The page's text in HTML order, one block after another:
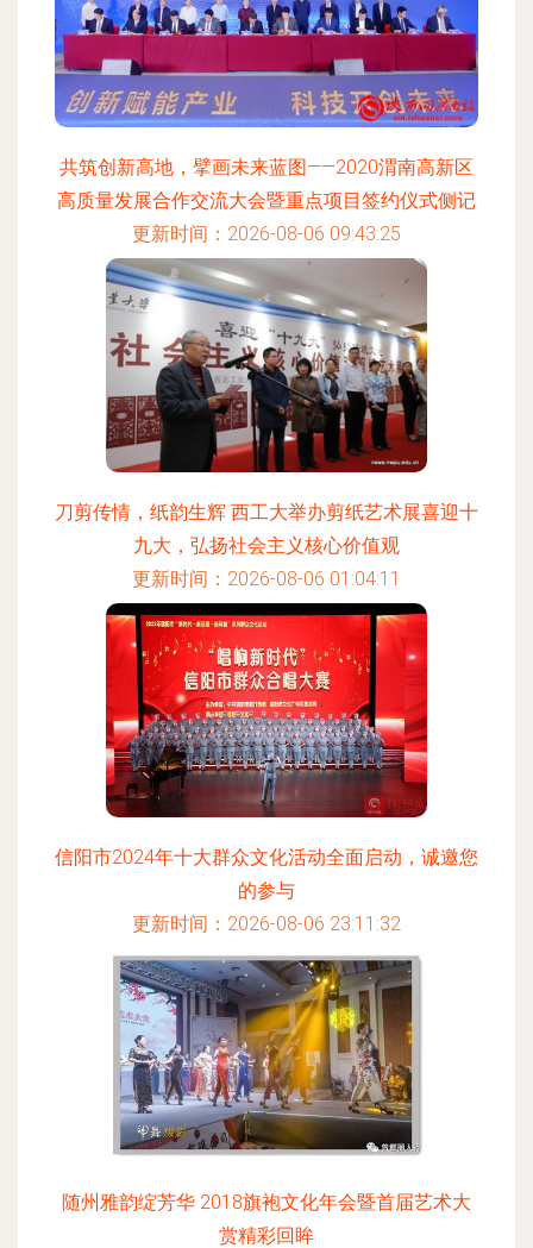
共筑创新高地，擘画未来蓝图——2020渭南高新区
高质量发展合作交流大会暨重点项目签约仪式侧记
更新时间：2026-08-06 09:43:25
刀剪传情，纸韵生辉 西工大举办剪纸艺术展喜迎十
九大，弘扬社会主义核心价值观
更新时间：2026-08-06 01:04:11
信阳市2024年十大群众文化活动全面启动，诚邀您
的参与
更新时间：2026-08-06 23:11:32
随州雅韵绽芳华 2018旗袍文化年会暨首届艺术大
赏精彩回眸